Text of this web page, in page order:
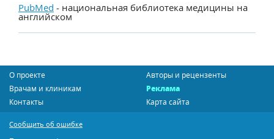
PubMed - национальная библиотека медицины на
английском
О проекте
Авторы и рецензенты
Врачам и клиникам
Реклама
Контакты
Карта сайта
Сообщить об ошибке